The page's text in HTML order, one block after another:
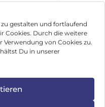
gestalten und fortlaufend
Cookies. Durch die weitere
von Cookies zu.
Du in unserer